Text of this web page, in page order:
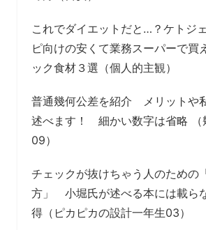
これでダイエットだと…？ケトジ
ピ向けの安くて業務スーパーで買
ック食材３選（個人的主観）
普通幾何公差を紹介 メリットや
述べます！ 細かい数字は省略 （
09）
チェックが抜けちゃう人のための
方」 小堀氏が述べる本には載ら
得（ピカピカの設計一年生03）